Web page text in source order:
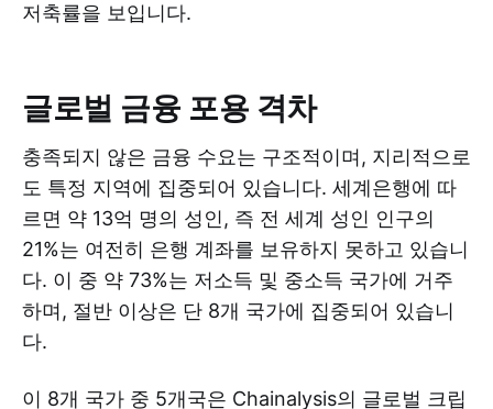
저축률을 보입니다.
글로벌 금융 포용 격차
충족되지 않은 금융 수요는 구조적이며, 지리적으로
도 특정 지역에 집중되어 있습니다. 세계은행에 따
르면 약 13억 명의 성인, 즉 전 세계 성인 인구의
21%는 여전히 은행 계좌를 보유하지 못하고 있습니
다. 이 중 약 73%는 저소득 및 중소득 국가에 거주
하며, 절반 이상은 단 8개 국가에 집중되어 있습니
다.
이 8개 국가 중 5개국은 Chainalysis의 글로벌 크립